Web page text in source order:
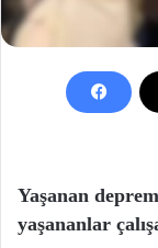
Yaşanan
yaşananlar